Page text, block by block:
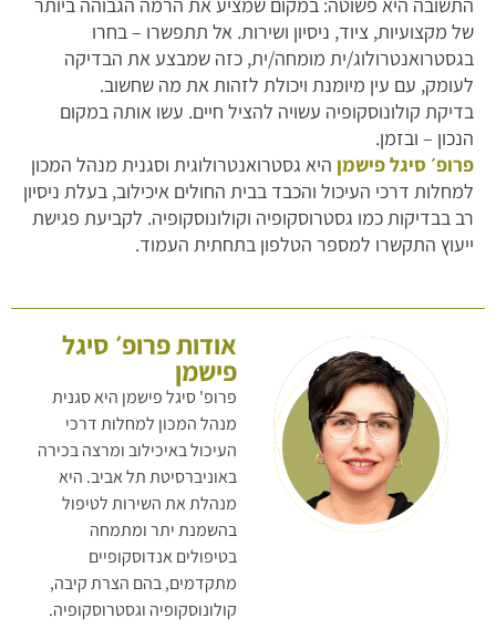
התשובה היא פשוטה: במקום שמציע את הרמה הגבוהה ביותר
של מקצועיות, ציוד, ניסיון ושירות. אל תתפשרו – בחרו
בגסטרואנטרולוג/ית מומחה/ית, כזה שמבצע את הבדיקה
לעומק, עם עין מיומנת ויכולת לזהות את מה שחשוב.
בדיקת קולונוסקופיה עשויה להציל חיים. עשו אותה במקום
הנכון – ובזמן.
פרופ׳ סיגל פישמן היא גסטרואנטרולוגית וסגנית מנהל המכון
למחלות דרכי העיכול והכבד בבית החולים איכילוב, בעלת ניסיון
רב בבדיקות כמו גסטרוסקופיה וקולונוסקופיה. לקביעת פגישת
ייעוץ התקשרו למספר הטלפון בתחתית העמוד.
אודות פרופ׳ סיגל
פישמן
פרופ' סיגל פישמן היא סגנית
מנהל המכון למחלות דרכי
העיכול באיכילוב ומרצה בכירה
באוניברסיטת תל אביב. היא
מנהלת את השירות לטיפול
בהשמנת יתר ומתמחה
בטיפולים אנדוסקופיים
מתקדמים, בהם הצרת קיבה,
קולונוסקופיה וגסטרוסקופיה.